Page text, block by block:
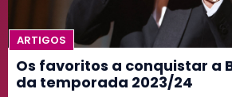
ARTIGOS
Os favoritos a conquistar a
da temporada 2023/24